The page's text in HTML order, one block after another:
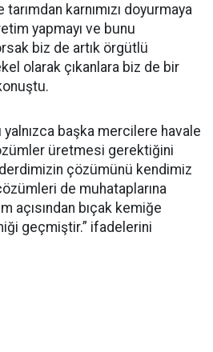
karnımızı doyurmaya
yapmayı ve bunu
biz de artık örgütlü
olarak çıkanlara biz de bir
yalnızca başka mercilere havale
üretmesi gerektiğini
derdimizin çözümünü kendimiz
de muhataplarına
açısından bıçak kemiğe
geçmiştir.” ifadelerini